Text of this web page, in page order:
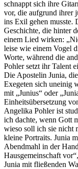
schnappt sich ihre
vor, die aufgrund ihrer
ins Exil gehen musste.
Geschichte, die hinter
einem Lied wirken:
leise wie einem Vogel
Worte, während die
Pohler setzt ihr Talent
Die Apostelin Junia,
Exegeten sich uneinig
mit „Junius“ oder
Einheitsübersetzung
Angelika Pohler ist
ich dachte, wenn Gott
wieso soll ich sie nicht
kleine Portraits. Junia
Abendmahl in der
Hausgemeinschaft
Junia mit fließenden